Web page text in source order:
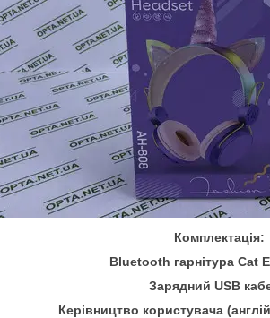
Комплектація:
Bluetooth гарнітура Cat
Зарядний USB
Керівництво користувача